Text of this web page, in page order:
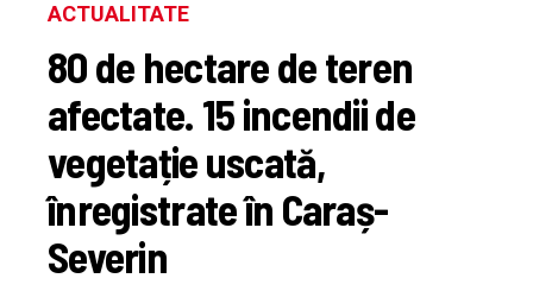
ACTUALITATE
80 de hectare de teren
afectate. 15 incendii de
vegetație uscată,
înregistrate în Caraș-
Severin